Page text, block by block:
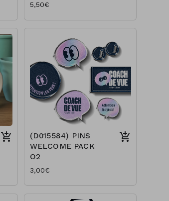
5,50€
(D015584) PINS
WELCOME PACK
O2
3,00€